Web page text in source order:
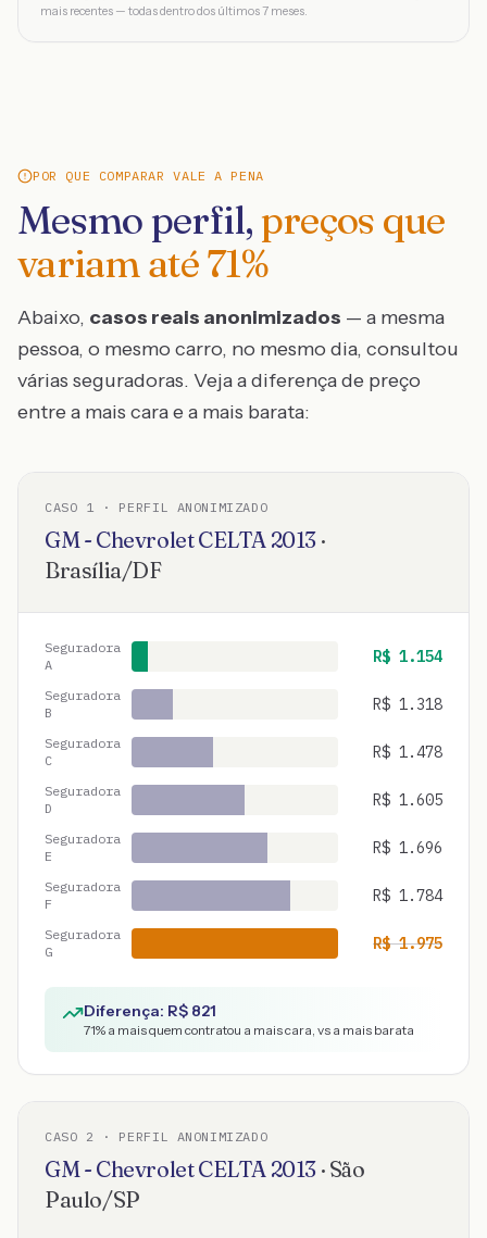
mais recentes — todas dentro dos últimos 7 meses.
POR QUE COMPARAR VALE A PENA
Mesmo perfil, preços que
variam até71%
Abaixo, casos reais anonimizados — a mesma
pessoa, o mesmo carro, no mesmo dia, consultou
várias seguradoras. Veja a diferença de preço
entre a mais cara e a mais barata:
CASO 1 · PERFIL ANONIMIZADO
GM - ChevroletCELTA 2013 ·
Brasília/DF
Seguradora
A
R$ 1.154
Seguradora
B
R$ 1.318
Seguradora
C
R$ 1.478
Seguradora
D
R$ 1.605
Seguradora
E
R$ 1.696
Seguradora
F
R$ 1.784
Seguradora
G
R$1.975
Diferença: R$ 821
71% a mais quem contratou a mais cara, vs a mais barata
CASO 2 · PERFIL ANONIMIZADO
GM - ChevroletCELTA 2013 · São
Paulo/SP